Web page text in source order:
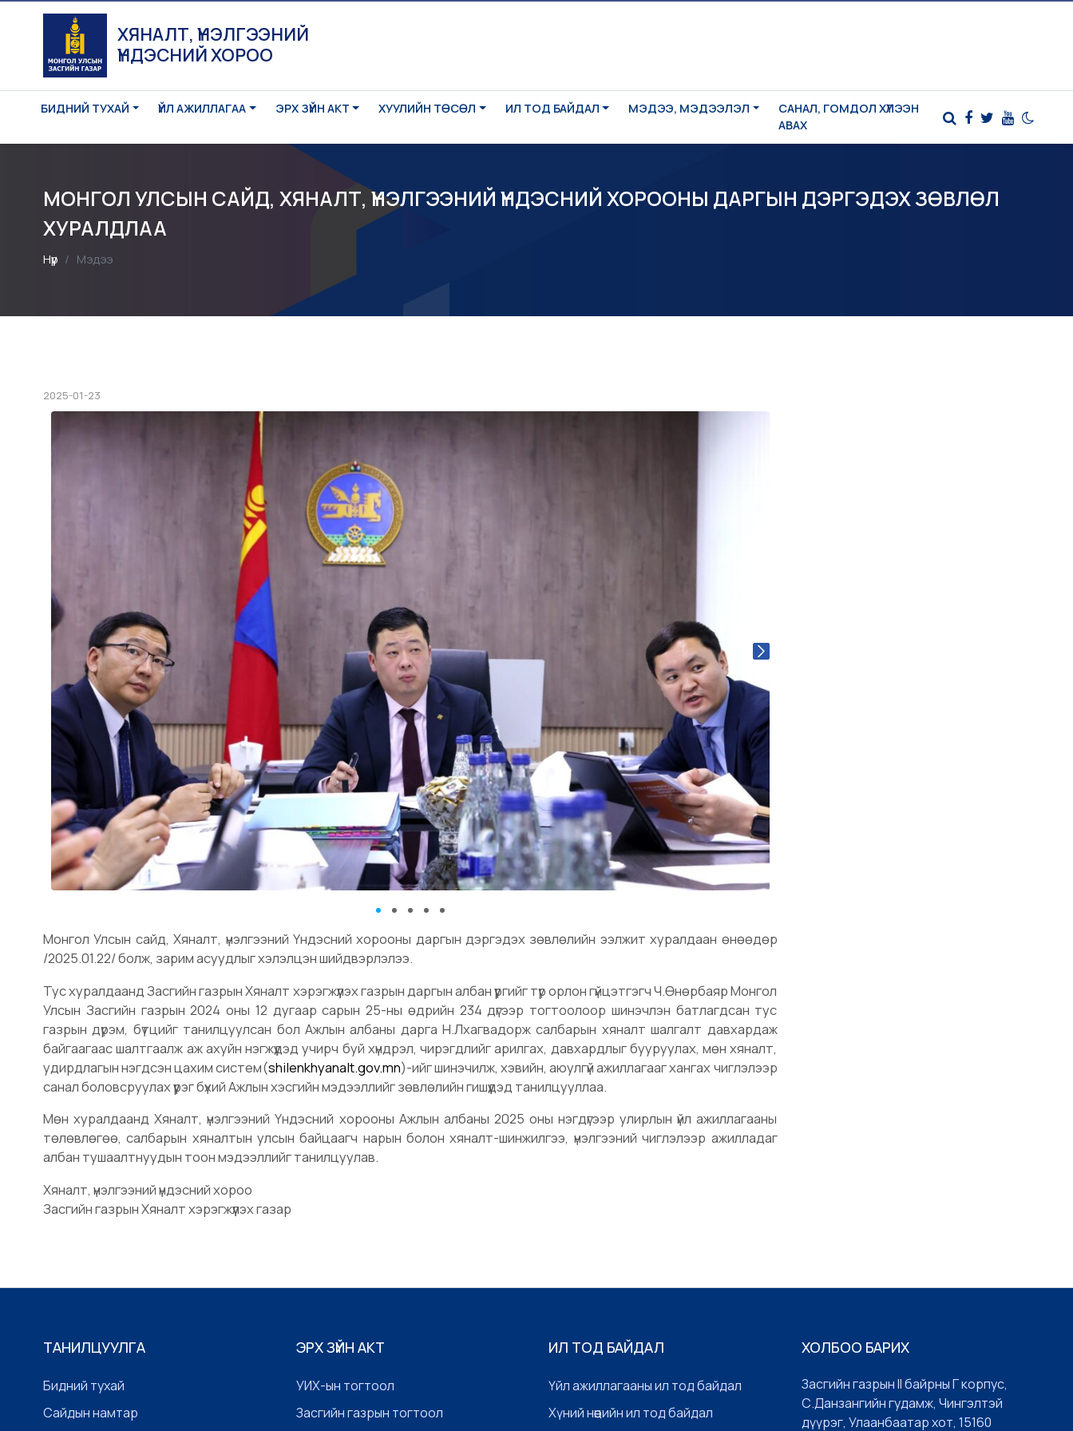
ХЯНАЛТ, ҮНЭЛГЭЭНИЙ
ҮНДЭСНИЙ ХОРОО
БИДНИЙ ТУХАЙ ҮЙЛ АЖИЛЛАГАА ЭРХ ЗҮЙН АКТ ХУУЛИЙН ТӨСӨЛ ИЛ ТОД БАЙДАЛ МЭДЭЭ, МЭДЭЭЛЭЛ
САНАЛ, ГОМДОЛ ХҮЛЭЭН
АВАХ
МОНГОЛ УЛСЫН САЙД, ХЯНАЛТ, ҮНЭЛГЭЭНИЙ ҮНДЭСНИЙ ХОРООНЫ ДАРГЫН ДЭРГЭДЭХ ЗӨВЛӨЛ
ХУРАЛДЛАА
Нүүр Мэдээ
2025-01-23
Монгол Улсын сайд, Хяналт, үнэлгээний Үндэсний хорооны даргын дэргэдэх зөвлөлийн ээлжит хуралдаан өнөөдөр
/2025.01.22/ болж, зарим асуудлыг хэлэлцэн шийдвэрлэлээ.
Тус хуралдаанд Засгийн газрын Хяналт хэрэгжүүлэх газрын даргын албан үүргийг түр орлон гүйцэтгэгч Ч.Өнөрбаяр Монгол
Улсын Засгийн газрын 2024 оны 12 дугаар сарын 25-ны өдрийн 234 дүгээр тогтоолоор шинэчлэн батлагдсан тус
газрын дүрэм, бүтцийг танилцуулсан бол Ажлын албаны дарга Н.Лхагвадорж салбарын хяналт шалгалт давхардаж
байгаагаас шалтгаалж аж ахуйн нэгжүүдэд учирч буй хүндрэл, чирэгдлийг арилгах, давхардлыг бууруулах, мөн хяналт,
удирдлагын нэгдсэн цахим систем(shilenkhyanalt.gov.mn)-ийг шинэчилж, хэвийн, аюулгүй ажиллагааг хангах чиглэлээр
санал боловсруулах үүрэг бүхий Ажлын хэсгийн мэдээллийг зөвлөлийн гишүүдэд танилцууллаа.
Мөн хуралдаанд Хяналт, үнэлгээний Үндэсний хорооны Ажлын албаны 2025 оны нэгдүгээр улирлын үйл ажиллагааны
төлөвлөгөө, салбарын хяналтын улсын байцаагч нарын болон хяналт-шинжилгээ, үнэлгээний чиглэлээр ажилладаг
албан тушаалтнуудын тоон мэдээллийг танилцуулав.
Хяналт, үнэлгээний үндэсний хороо
Засгийн газрын Хяналт хэрэгжүүлэх газар
ТАНИЛЦУУЛГА
Бидний тухай
Сайдын намтар
ЭРХ ЗҮЙН АКТ
УИХ-ын тогтоол
Засгийн газрын тогтоол
ИЛ ТОД БАЙДАЛ
Үйл ажиллагааны ил тод байдал
Хүний нөөцийн ил тод байдал
ХОЛБОО БАРИХ
Засгийн газрын II байрны Г корпус,
С.Данзангийн гудамж, Чингэлтэй
дүүрэг, Улаанбаатар хот, 15160